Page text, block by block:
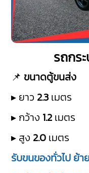
รถกร
📌 ขนาดตู้ขนส่ง
▸ ยาว 2.3 เมตร
▸ กว้าง 1.2 เมตร
▸ สูง 2.0 เมตร
รับขนของทั่วไป ย้า